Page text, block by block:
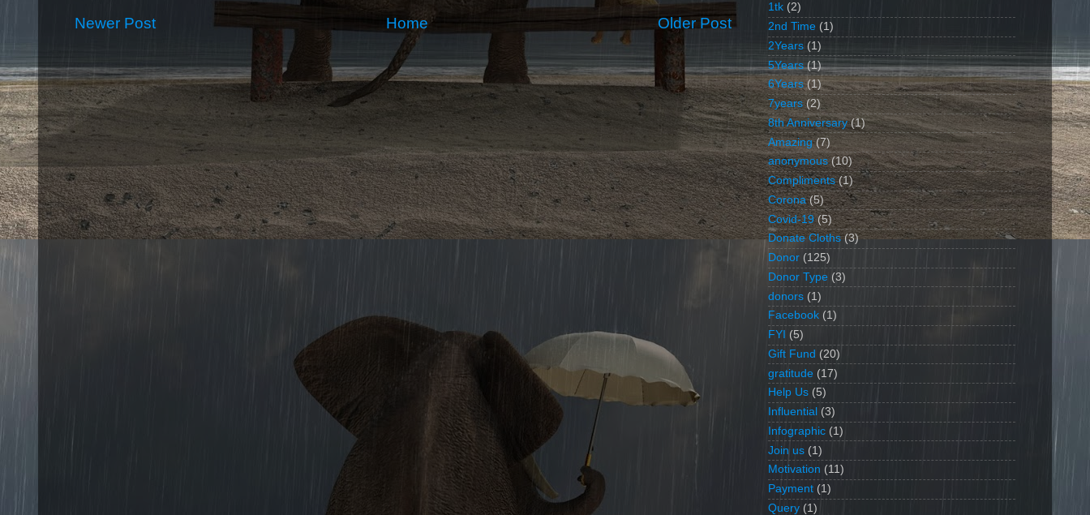
Newer Post Older Post
Home
1tk (2)
2nd Time (1)
2Years (1)
5Years (1)
6Years (1)
7years (2)
8th Anniversary (1)
Amazing (7)
anonymous (10)
Compliments (1)
Corona (5)
Covid-19 (5)
Donate Cloths (3)
Donor (125)
Donor Type (3)
donors (1)
Facebook (1)
FYI (5)
Gift Fund (20)
gratitude (17)
Help Us (5)
Influential (3)
Infographic (1)
Join us (1)
Motivation (11)
Payment (1)
Query (1)